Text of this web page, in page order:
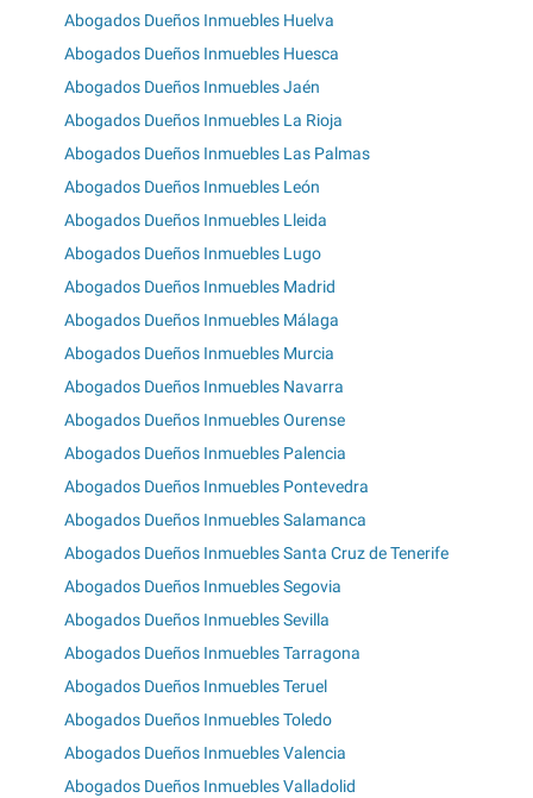
Abogados Dueños Inmuebles Huelva
Abogados Dueños Inmuebles Huesca
Abogados Dueños Inmuebles Jaén
Abogados Dueños Inmuebles La Rioja
Abogados Dueños Inmuebles Las Palmas
Abogados Dueños Inmuebles León
Abogados Dueños Inmuebles Lleida
Abogados Dueños Inmuebles Lugo
Abogados Dueños Inmuebles Madrid
Abogados Dueños Inmuebles Málaga
Abogados Dueños Inmuebles Murcia
Abogados Dueños Inmuebles Navarra
Abogados Dueños Inmuebles Ourense
Abogados Dueños Inmuebles Palencia
Abogados Dueños Inmuebles Pontevedra
Abogados Dueños Inmuebles Salamanca
Abogados Dueños Inmuebles Santa Cruz de Tenerife
Abogados Dueños Inmuebles Segovia
Abogados Dueños Inmuebles Sevilla
Abogados Dueños Inmuebles Tarragona
Abogados Dueños Inmuebles Teruel
Abogados Dueños Inmuebles Toledo
Abogados Dueños Inmuebles Valencia
Abogados Dueños Inmuebles Valladolid